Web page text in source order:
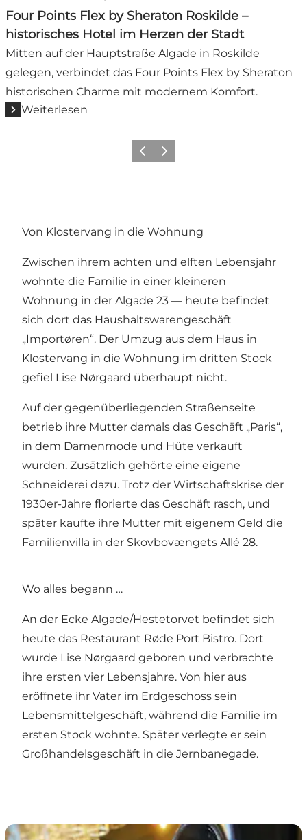
Four Points Flex by Sheraton Roskilde –
historisches Hotel im Herzen der Stadt
Mitten auf der Hauptstraße Algade in Roskilde
gelegen, verbindet das Four Points Flex by Sheraton
historischen Charme mit modernem Komfort.
Weiterlesen
Vorherige Folie
Nächste Folie
Von Klostervang in die Wohnung
Zwischen ihrem achten und elften Lebensjahr
wohnte die Familie in einer kleineren
Wohnung in der Algade 23 — heute befindet
sich dort das Haushaltswarengeschäft
„Importøren“. Der Umzug aus dem Haus in
Klostervang in die Wohnung im dritten Stock
gefiel Lise Nørgaard überhaupt nicht.
Auf der gegenüberliegenden Straßenseite
betrieb ihre Mutter damals das Geschäft „Paris“,
in dem Damenmode und Hüte verkauft
wurden. Zusätzlich gehörte eine eigene
Schneiderei dazu. Trotz der Wirtschaftskrise der
1930er-Jahre florierte das Geschäft rasch, und
später kaufte ihre Mutter mit eigenem Geld die
Familienvilla in der Skovbovængets Allé 28.
Wo alles begann …
An der Ecke Algade/Hestetorvet befindet sich
heute das Restaurant Røde Port Bistro. Dort
wurde Lise Nørgaard geboren und verbrachte
ihre ersten vier Lebensjahre. Von hier aus
eröffnete ihr Vater im Erdgeschoss sein
Lebensmittelgeschäft, während die Familie im
ersten Stock wohnte. Später verlegte er sein
Großhandelsgeschäft in die Jernbanegade.
„Røde Port“ – Brauerei, Bistro und Bottleshop